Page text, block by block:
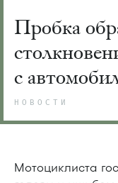
Пробка
с
НОВОСТИ
Мотоциклиста